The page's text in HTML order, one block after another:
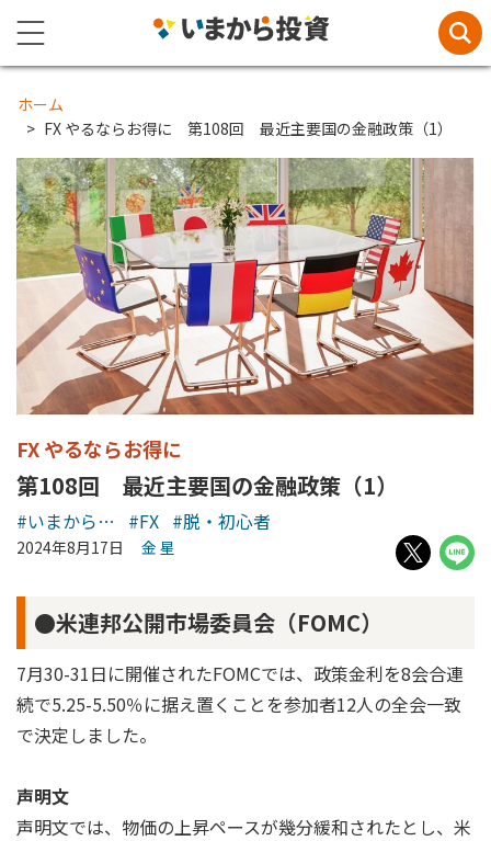
ホーム
FX やるならお得に 第108回 最近主要国の金融政策（1）
FX やるならお得に
第108回 最近主要国の金融政策（1）
#いまから… #FX #脱・初心者
2024年8月17日 金 星
●米連邦公開市場委員会（FOMC）
7月30-31日に開催されたFOMCでは、政策金利を8会合連
続で5.25-5.50％に据え置くことを参加者12人の全会一致
で決定しました。
声明文
声明文では、物価の上昇ペースが幾分緩和されたとし、米